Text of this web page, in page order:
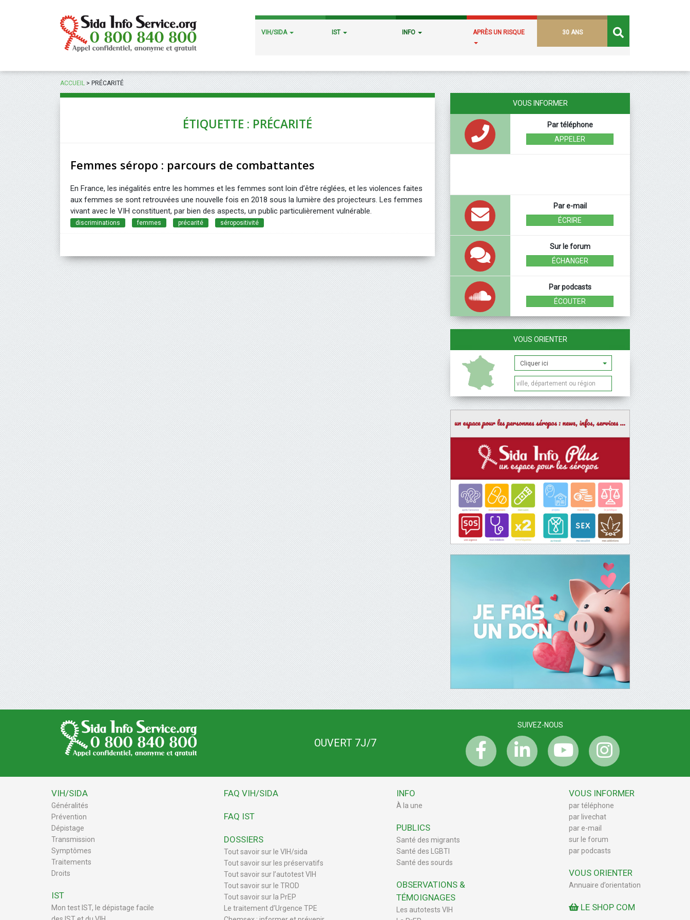
VIH/SIDA IST INFO APRÈS UN RISQUE 30 ANS
ACCUEIL> PRÉCARITÉ
ÉTIQUETTE : PRÉCARITÉ
Femmes séropo : parcours de combattantes
En France, les inégalités entre les hommes et les femmes sont loin d’être réglées, et les violences faites
aux femmes se sont retrouvées une nouvelle fois en 2018 sous la lumière des projecteurs. Les femmes
vivant avec le VIH constituent, par bien des aspects, un public particulièrement vulnérable.
discriminations femmes précarité séropositivité
VOUS INFORMER
Par téléphone
APPELER
Par e-mail
ÉCRIRE
Sur le forum
ÉCHANGER
Par podcasts
ÉCOUTER
VOUS ORIENTER
OUVERT 7J/7
SUIVEZ-NOUS
VIH/SIDA
Généralités
Prévention
Dépistage
Transmission
Symptômes
Traitements
Droits
IST
Mon test IST, le dépistage facile
FAQ VIH/SIDA
FAQ IST
DOSSIERS
Tout savoir sur le VIH/sida
Tout savoir sur les préservatifs
Tout savoir sur l’autotest VIH
Tout savoir sur le TROD
Tout savoir sur la PrEP
Le traitement d’Urgence TPE
INFO
À la une
PUBLICS
Santé des migrants
Santé des LGBTI
Santé des sourds
OBSERVATIONS &
TÉMOIGNAGES
Les autotests VIH
VOUS INFORMER
par téléphone
par livechat
par e-mail
sur le forum
par podcasts
VOUS ORIENTER
Annuaire d’orientation
LE SHOP COM